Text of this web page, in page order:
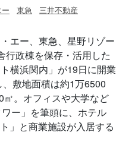
東急
三井不動産
エー、東急、星野リゾー
行政棟を保存・活用した
横浜関内」が19日に開業
敷地面積は約1万6500
。オフィスや大学など
ー」を筆頭に、ホテル
」と商業施設が入居する